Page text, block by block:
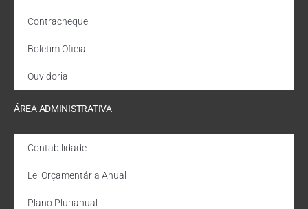
Contracheque
Boletim Oficial
Ouvidoria
ÁREA ADMINISTRATIVA
Contabilidade
Lei Orçamentária Anual
Plano Plurianual